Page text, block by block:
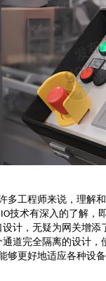
多工程师来说，理解
技术有深入的了解，
设计，无疑为网关增添
通道完全隔离的设计
够更好地适应各种设